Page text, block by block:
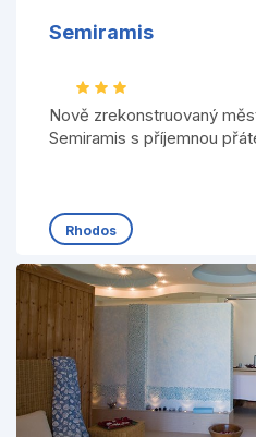
Semiramis
Nově zrekonstruovaný
Semiramis s příjemnou
Rhodos